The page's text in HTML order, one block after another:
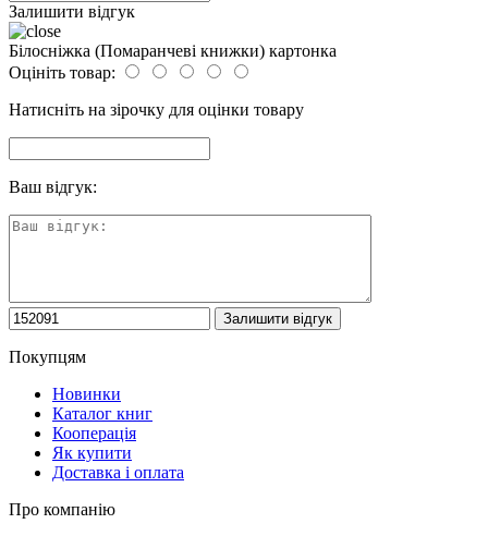
Залишити відгук
Білосніжка (Помаранчеві книжки) картонка
Оцініть товар:
Натисніть на зірочку для оцінки товару
Ваш відгук:
Покупцям
Новинки
Каталог книг
Кооперація
Як купити
Доставка і оплата
Про компанію